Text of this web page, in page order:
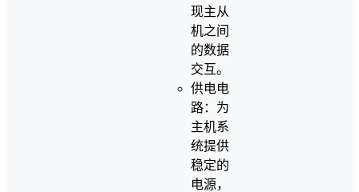
现主从
机之间
的数据
交互。
供电电
路：为
主机系
统提供
稳定的
电源，